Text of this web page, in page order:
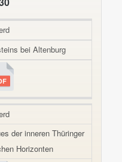
bei Altenburg
der inneren Thüringer
Horizonten